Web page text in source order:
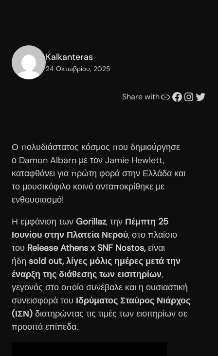
Kalkanteras
24 Οκτωβρίου, 2025
Share withΣυνδέσμου Facebook Instagram Twitter
Ο πολυδιάστατος κόσμος που δημιούργησε
ο Damon Albarn με τον Jamie Hewlett,
καταφθάνει για πρώτη φορά στην Ελλάδα και
το μουσικόφιλο κοινό ανταποκρίθηκε με
ενθουσιασμό!
Η εμφάνιση των Gorillaz, την Πέμπτη 25
Ιουνίου στην Πλατεία Νερού, στο πλαίσιο
του Release Athens x SNF Nostos,είναι
ήδη sold out, λίγες μόλις ημέρες μετά την
έναρξη της διάθεσης των εισιτηρίων,
γεγονός στο οποίο συνέβαλε και η ουσιαστική
συνεισφορά του Ιδρύματος Σταύρος Νιάρχος
(ΙΣΝ) διατηρώντας τις τιμές των εισιτηρίων σε
προσιτά επίπεδα.